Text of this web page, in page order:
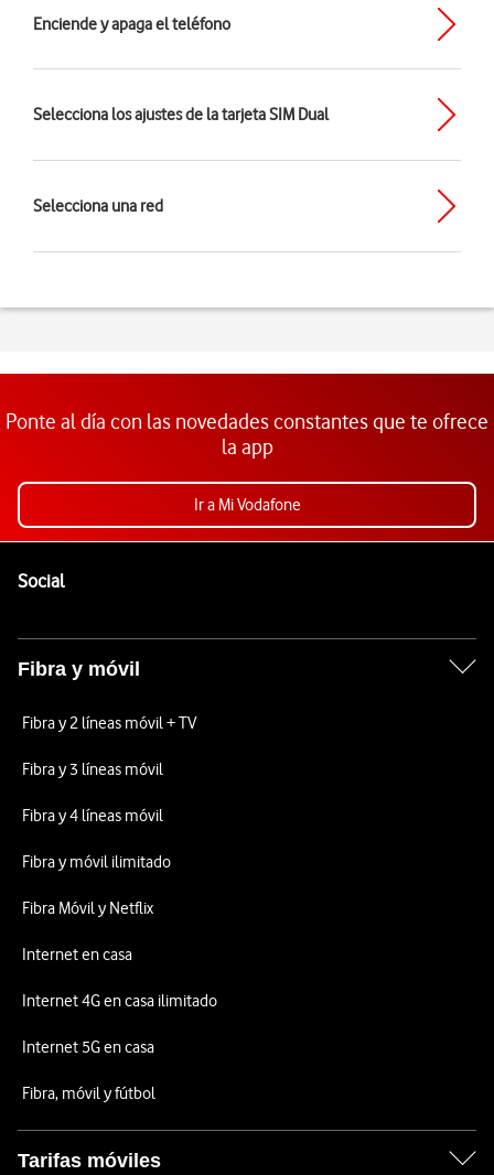
Enciende y apaga el teléfono
Selecciona los ajustes de la tarjeta SIM Dual
Selecciona una red
Ponte al día con las novedades constantes que te ofrece
la app
Ir a Mi Vodafone
SocialEnlaces a las redes sociales de Vodafone
Fibra y móvil
Fibra y 2 líneas móvil + TV
Fibra y 3 líneas móvil
Fibra y 4 líneas móvil
Fibra y móvil ilimitado
Fibra Móvil y Netflix
Internet en casa
Internet 4G en casa ilimitado
Internet 5G en casa
Fibra, móvil y fútbol
Tarifas móviles